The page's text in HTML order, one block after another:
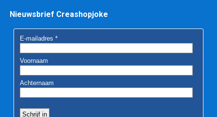
Nieuwsbrief Creashopjoke